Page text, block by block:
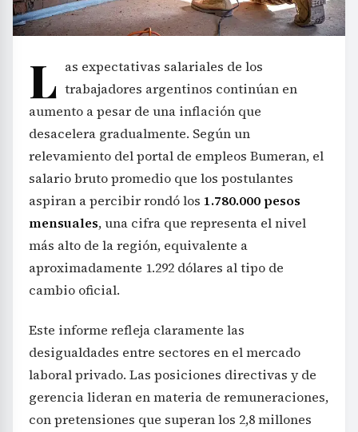
L as expectativas salariales de los
trabajadores argentinos continúan en
aumento a pesar de una inflación que
desacelera gradualmente. Según un
relevamiento del portal de empleos Bumeran, el
salario bruto promedio que los postulantes
aspiran a percibir rondó los 1.780.000 pesos
mensuales, una cifra que representa el nivel
más alto de la región, equivalente a
aproximadamente 1.292 dólares al tipo de
cambio oficial.
Este informe refleja claramente las
desigualdades entre sectores en el mercado
laboral privado. Las posiciones directivas y de
gerencia lideran en materia de remuneraciones,
con pretensiones que superan los 2,8 millones